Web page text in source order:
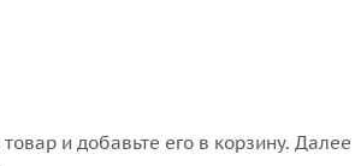
и добавьте его в корзину. Далее